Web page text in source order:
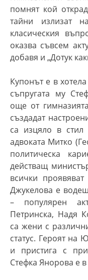
помнят кой
тайни излизат
класическия
оказва съвсем
добавя и „Дотук
Купонът е в
съпругата му
още от
създадат
са изцяло в стил
адвоката Митко
политическа
действащ
всички
Джукелова е
– популярен
Петринска, Надя
са жени с
статус. Героят на
и пристига с
Стефка Янорова е